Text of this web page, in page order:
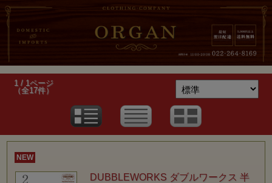
1 / 1ページ
（全17件）
NEW
DUBBLEWORKS ダブルワークス 半